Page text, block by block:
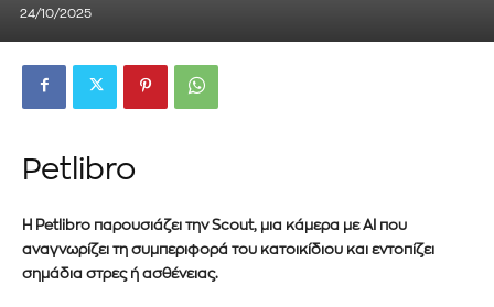
24/10/2025
Petlibro
Η Petlibro παρουσιάζει την Scout, μια κάμερα μεAI που
αναγνωρίζει τη συμπεριφορά του κατοικίδιου και εντοπίζει
σημάδια στρες ή ασθένειας.